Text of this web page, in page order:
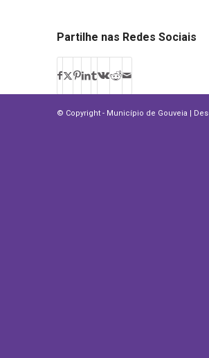
Partilhe nas Redes Sociais
© Copyright - Município de Gouveia |